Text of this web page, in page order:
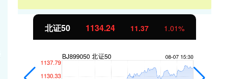
北证50 1134.24 11.37 1.01%